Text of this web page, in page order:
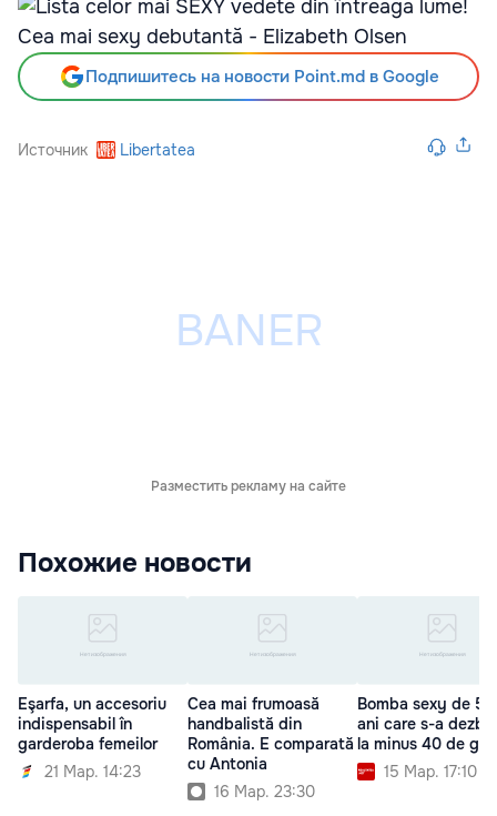
Cea mai sexy debutantă - Elizabeth Olsen
Подпишитесь на новости Point.md в Google
Источник Libertatea
Разместить рекламу на сайте
Похожие новости
Eşarfa, un accesoriu
indispensabil în
garderoba femeilor
21 Мар. 14:23
Cea mai frumoasă
handbalistă din
România. E comparată
cu Antonia
16 Мар. 23:30
Bomba sexy de
ani care s-a
la minus 40 de
15 Мар. 17:10